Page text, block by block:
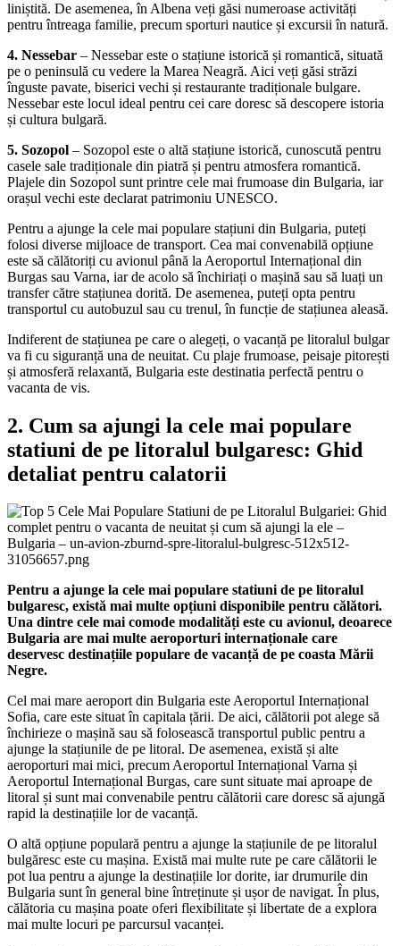
liniștită. De asemenea, în Albena veți găsi numeroase activități
pentru întreaga familie, precum sporturi nautice și excursii în natură.
4. Nessebar – Nessebar este o stațiune istorică și romantică, situată
pe o peninsulă cu vedere la Marea Neagră. Aici veți găsi străzi
înguste pavate, biserici vechi și restaurante tradiționale bulgare.
Nessebar este locul ideal pentru cei care doresc să descopere istoria
și cultura bulgară.
5. Sozopol – Sozopol este o altă stațiune istorică, cunoscută pentru
casele sale tradiționale din piatră și pentru atmosfera romantică.
Plajele din Sozopol sunt printre cele mai frumoase din Bulgaria, iar
orașul vechi este declarat patrimoniu UNESCO.
Pentru a ajunge la cele mai populare stațiuni din Bulgaria, puteți
folosi diverse mijloace de transport. Cea mai convenabilă opțiune
este să călătoriți cu avionul până la Aeroportul Internațional din
Burgas sau Varna, iar de acolo să închiriați o mașină sau să luați un
transfer către stațiunea dorită. De asemenea, puteți opta pentru
transportul cu autobuzul sau cu trenul, în funcție de stațiunea aleasă.
Indiferent de stațiunea pe care o alegeți, o vacanță pe litoralul bulgar
va fi cu siguranță una de neuitat. Cu plaje frumoase, peisaje pitorești
și atmosferă relaxantă, Bulgaria este destinatia perfectă pentru o
vacanta de vis.
2. Cum sa ajungi la cele mai populare
statiuni de pe litoralul bulgaresc: Ghid
detaliat pentru calatorii
Pentru a ajunge la cele mai populare statiuni de pe litoralul
bulgaresc, există mai multe opțiuni disponibile pentru călători.
Una dintre cele mai comode modalități este cu avionul, deoarece
Bulgaria are mai multe aeroporturi internaționale care
deservesc destinațiile populare de vacanță de pe coasta Mării
Negre.
Cel mai mare aeroport din Bulgaria este Aeroportul Internațional
Sofia, care este situat în capitala țării. De aici, călătorii pot alege să
închirieze o mașină sau să folosească transportul public pentru a
ajunge la stațiunile de pe litoral. De asemenea, există și alte
aeroporturi mai mici, precum Aeroportul Internațional Varna și
Aeroportul Internațional Burgas, care sunt situate mai aproape de
litoral și sunt mai convenabile pentru călătorii care doresc să ajungă
rapid la destinațiile lor de vacanță.
O altă opțiune populară pentru a ajunge la stațiunile de pe litoralul
bulgăresc este cu mașina. Există mai multe rute pe care călătorii le
pot lua pentru a ajunge la destinațiile lor dorite, iar drumurile din
Bulgaria sunt în general bine întreținute și ușor de navigat. În plus,
călătoria cu mașina poate oferi flexibilitate și libertate de a explora
mai multe locuri pe parcursul vacanței.